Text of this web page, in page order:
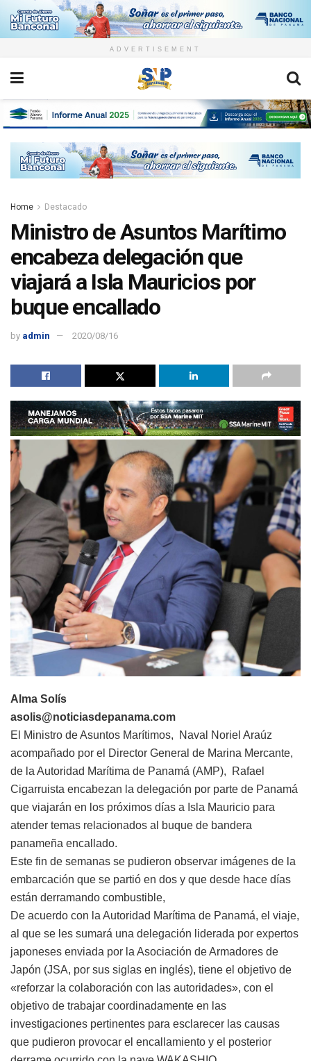
ADVERTISEMENT
Home Destacado
Ministro de Asuntos Marítimo
encabeza delegación que
viajará a Isla Mauricios por
buque encallado
by admin 2020/08/16
Alma Solís
asolis@noticiasdepanama.com
El Ministro de Asuntos Marítimos, Naval Noriel Araúz
acompañado por el Director General de Marina Mercante,
de la Autoridad Marítima de Panamá (AMP), Rafael
Cigarruista encabezan la delegación por parte de Panamá
que viajarán en los próximos días a Isla Mauricio para
atender temas relacionados al buque de bandera
panameña encallado.
Este fin de semanas se pudieron observar imágenes de la
embarcación que se partió en dos y que desde hace días
están derramando combustible,
De acuerdo con la Autoridad Marítima de Panamá, el viaje,
al que se les sumará una delegación liderada por expertos
japoneses enviada por la Asociación de Armadores de
Japón (JSA, por sus siglas en inglés), tiene el objetivo de
«reforzar la colaboración con las autoridades», con el
objetivo de trabajar coordinadamente en las
investigaciones pertinentes para esclarecer las causas
que pudieron provocar el encallamiento y el posterior